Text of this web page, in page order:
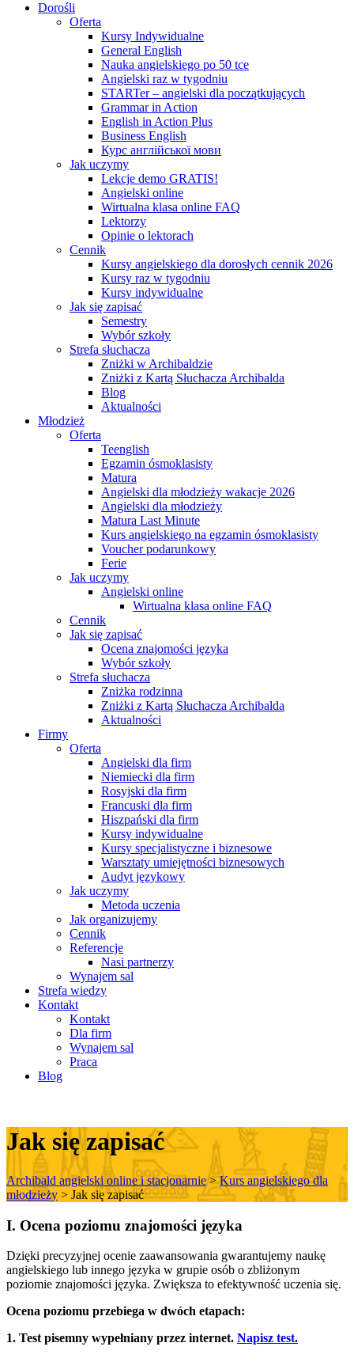
Dorośli
Oferta
Kursy Indywidualne
General English
Nauka angielskiego po 50 tce
Angielski raz w tygodniu
STARTer – angielski dla początkujących
Grammar in Action
English in Action Plus
Business English
Курс англійської мови
Jak uczymy
Lekcje demo GRATIS!
Angielski online
Wirtualna klasa online FAQ
Lektorzy
Opinie o lektorach
Cennik
Kursy angielskiego dla dorosłych cennik 2026
Kursy raz w tygodniu
Kursy indywidualne
Jak się zapisać
Semestry
Wybór szkoły
Strefa słuchacza
Zniżki w Archibaldzie
Zniżki z Kartą Słuchacza Archibalda
Blog
Aktualności
Młodzież
Oferta
Teenglish
Egzamin ósmoklasisty
Matura
Angielski dla młodzieży wakacje 2026
Angielski dla młodzieży
Matura Last Minute
Kurs angielskiego na egzamin ósmoklasisty
Voucher podarunkowy
Ferie
Jak uczymy
Angielski online
Wirtualna klasa online FAQ
Cennik
Jak się zapisać
Ocena znajomości języka
Wybór szkoły
Strefa słuchacza
Zniżka rodzinna
Zniżki z Kartą Słuchacza Archibalda
Aktualności
Firmy
Oferta
Angielski dla firm
Niemiecki dla firm
Rosyjski dla firm
Francuski dla firm
Hiszpański dla firm
Kursy indywidualne
Kursy specjalistyczne i biznesowe
Warsztaty umiejętności biznesowych
Audyt językowy
Jak uczymy
Metoda uczenia
Jak organizujemy
Cennik
Referencje
Nasi partnerzy
Wynajem sal
Strefa wiedzy
Kontakt
Kontakt
Dla firm
Wynajem sal
Praca
Blog
Jak się zapisać
Archibald angielski online i stacjonarnie>Kurs angielskiego dla
młodzieży > Jak się zapisać
I. Ocena poziomu znajomości języka
Dzięki precyzyjnej ocenie zaawansowania gwarantujemy naukę
angielskiego lub innego języka w grupie osób o zbliżonym
poziomie znajomości języka. Zwiększa to efektywność uczenia się.
Ocena poziomu przebiega w dwóch etapach:
1. Test pisemny wypełniany przez internet. Napisz test.